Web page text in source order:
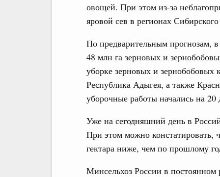
овощей. При этом из-за
яровой сев в регионах
По предварительным прогнозам,
48 млн га зерновых и
уборке зерновых и
Республика Адыгея, а также
уборочные работы начались на
Уже на сегодняшний день в
При этом можно констатировать,
гектара ниже, чем по прошлому
Минсельхоз России в